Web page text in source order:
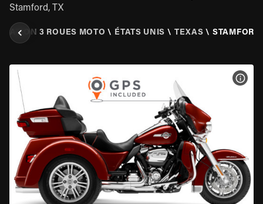
Stamford, TX
3 ROUES MOTO \ ÉTATS UNIS \ TEXAS \